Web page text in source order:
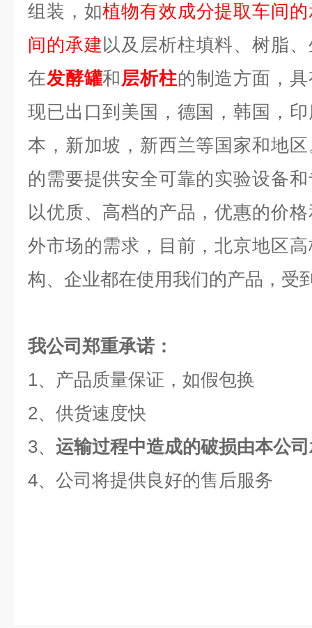
组装，如植物有效成分提取车间
间的承建以及层析柱填料、树脂
在发酵罐和层析柱的制造方面，
现已出口到美国，德国，韩国，
本，新加坡，新西兰等国家和地
的需要提供安全可靠的实验设备
以优质、高档的产品，优惠的价
外市场的需求，目前，北京地区
构、企业都在使用我们的产品，受
我公司郑重承诺：
1、产品质量保证，如假包换
2、供货速度快
3、 运输过程中造成的破损由本公
4、公司将提供良好的售后服务